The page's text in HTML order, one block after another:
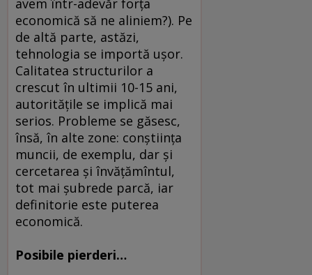
avem într-adevăr forţa
economică să ne aliniem?). Pe
de altă parte, astăzi,
tehnologia se importă uşor.
Calitatea structurilor a
crescut în ultimii 10-15 ani,
autorităţile se implică mai
serios. Probleme se găsesc,
însă, în alte zone: conştiinţa
muncii, de exemplu, dar şi
cercetarea şi învăţămîntul,
tot mai şubrede parcă, iar
definitorie este puterea
economică.
Posibile pierderi…